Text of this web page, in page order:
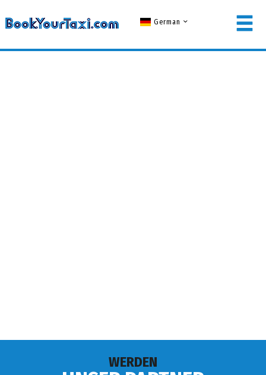
German
WERDEN